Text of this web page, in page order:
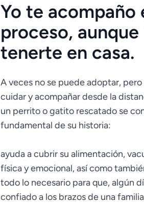
Yo te acompaño
proceso, aunque
tenerte en casa.
A veces no se puede adoptar, pero
cuidar y acompañar desde la
un perrito o gatito rescatado se
fundamental de su historia:
ayuda a cubrir su alimentación,
física y emocional, así como
todo lo necesario para que, algún
confiado a los brazos de una